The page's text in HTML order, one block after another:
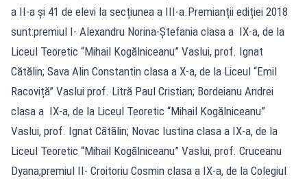
a II-a și 41 de elevi la secțiunea a III-a.Premianții ediției 2018
sunt:premiul I- Alexandru Norina-Ștefania clasa a IX-a, de la
Liceul Teoretic “Mihail Kogălniceanu” Vaslui, prof. Ignat
Cătălin; Sava Alin Constantin clasa a X-a, de la Liceul “Emil
Racoviță” Vaslui prof. Litră Paul Cristian; Bordeianu Andrei
clasa a IX-a, de la Liceul Teoretic “Mihail Kogălniceanu”
Vaslui, prof. Ignat Cătălin; Novac Iustina clasa a IX-a, de la
Liceul Teoretic “Mihail Kogălniceanu” Vaslui, prof. Cruceanu
Dyana;premiul II- Croitoriu Cosmin clasa a IX-a, de la Colegiul